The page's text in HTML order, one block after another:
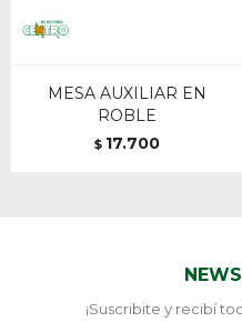
MESA AUXILIAR EN
ROBLE
$ 17.700
¡Suscribite y recibí